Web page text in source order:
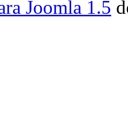
Joomla 1.5